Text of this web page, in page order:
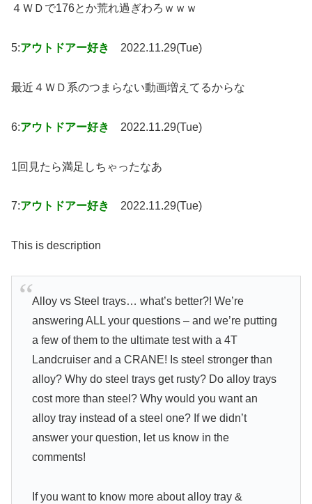
４ＷＤで176とか荒れ過ぎわろｗｗｗ
5:アウトドアー好き 2022.11.29(Tue)
最近４ＷＤ系のつまらない動画増えてるからな
6:アウトドアー好き 2022.11.29(Tue)
1回見たら満足しちゃったなあ
7:アウトドアー好き 2022.11.29(Tue)
This is description
Alloy vs Steel trays… what’s better?! We’re
answering ALL your questions – and we’re putting
a few of them to the ultimate test with a 4T
Landcruiser and a CRANE! Is steel stronger than
alloy? Why do steel trays get rusty? Do alloy trays
cost more than steel? Why would you want an
alloy tray instead of a steel one? If we didn’t
answer your question, let us know in the
comments!
If you want to know more about alloy tray &